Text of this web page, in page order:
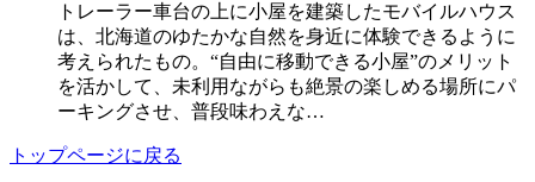
トレーラー車台の上に小屋を建築したモバイルハウス
は、北海道のゆたかな自然を身近に体験できるように
考えられたもの。“自由に移動できる小屋”のメリット
を活かして、未利用ながらも絶景の楽しめる場所にパ
ーキングさせ、普段味わえな…
トップページに戻る